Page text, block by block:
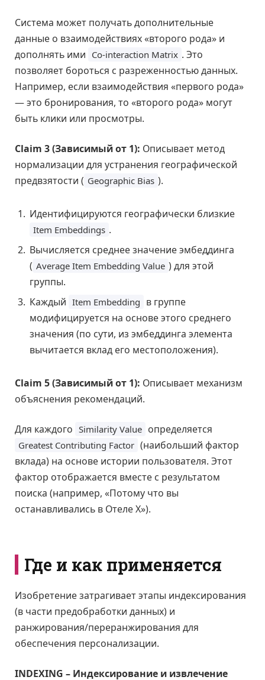
Система может получать дополнительные
данные о взаимодействиях «второго рода» и
дополнять ими Co-interaction Matrix . Это
позволяет бороться с разреженностью данных.
Например, если взаимодействия «первого рода»
— это бронирования, то «второго рода» могут
быть клики или просмотры.
Claim 3 (Зависимый от 1): Описывает метод
нормализации для устранения географической
предвзятости ( Geographic Bias ).
Идентифицируются географически близкие
Item Embeddings .
Вычисляется среднее значение эмбеддинга
( Average Item Embedding Value ) для этой
группы.
Каждый Item Embedding в группе
модифицируется на основе этого среднего
значения (по сути, из эмбеддинга элемента
вычитается вклад его местоположения).
Claim 5 (Зависимый от 1): Описывает механизм
объяснения рекомендаций.
Для каждого Similarity Value определяется
Greatest Contributing Factor (наибольший фактор
вклада) на основе истории пользователя. Этот
фактор отображается вместе с результатом
поиска (например, «Потому что вы
останавливались в Отеле X»).
Где и как применяется
Изобретение затрагивает этапы индексирования
(в части предобработки данных) и
ранжирования/переранжирования для
обеспечения персонализации.
INDEXING – Индексирование и извлечение